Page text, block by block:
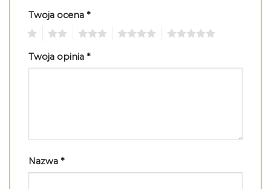
Twoja ocena *
Twoja opinia *
Nazwa *